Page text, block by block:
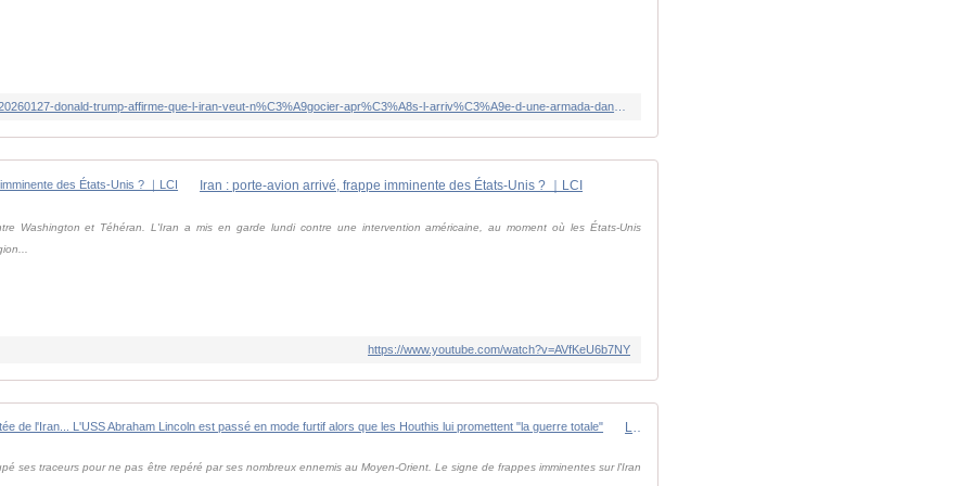
Iran : porte-avion arrivé, frappe imminente des États-Unis ? ｜LCI
Washington et Téhéran. L'Iran a mis en garde lundi contre une intervention américaine, au moment où les États-Unis
https://www.youtube.com/watch?v=AVfKeU6b7NY
Le porte-avions est arrivé à portée de l'Iran... L'USS Abraham Lincoln est passé en mode furtif alors que les Houthis lui promettent "la guerre totale"
ses traceurs pour ne pas être repéré par ses nombreux ennemis au Moyen-Orient. Le signe de frappes imminentes sur l'Iran